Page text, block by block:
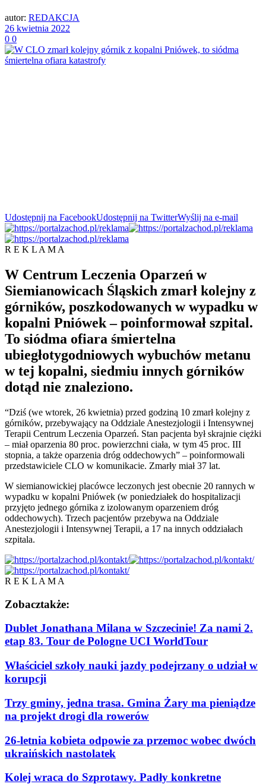
autor: REDAKCJA
26 kwietnia 2022
0 0
Udostępnij na FacebookUdostępnij na TwitterWyślij na e-mail
R E K L A M A
W Centrum Leczenia Oparzeń w
Siemianowicach Śląskich zmarł kolejny z
górników, poszkodowanych w wypadku w
kopalni Pniówek – poinformował szpital.
To siódma ofiara śmiertelna
ubiegłotygodniowych wybuchów metanu
w tej kopalni, siedmiu innych górników
dotąd nie znaleziono.
“Dziś (we wtorek, 26 kwietnia) przed godziną 10 zmarł kolejny z
górników, przebywający na Oddziale Anestezjologii i Intensywnej
Terapii Centrum Leczenia Oparzeń. Stan pacjenta był skrajnie ciężki
– miał oparzenia 80 proc. powierzchni ciała, w tym 45 proc. III
stopnia, a także oparzenia dróg oddechowych” – poinformowali
przedstawiciele CLO w komunikacie. Zmarły miał 37 lat.
W siemianowickiej placówce leczonych jest obecnie 20 rannych w
wypadku w kopalni Pniówek (w poniedziałek do hospitalizacji
przyjęto jednego górnika z izolowanym oparzeniem dróg
oddechowych). Trzech pacjentów przebywa na Oddziale
Anestezjologii i Intensywnej Terapii, a 17 na innych oddziałach
szpitala.
R E K L A M A
Zobacztakże:
Dublet Jonathana Milana w Szczecinie! Za nami 2.
etap 83. Tour de Pologne UCI WorldTour
Właściciel szkoły nauki jazdy podejrzany o udział w
korupcji
Trzy gminy, jedna trasa. Gmina Żary ma pieniądze
na projekt drogi dla rowerów
26-letnia kobieta odpowie za przemoc wobec dwóch
ukraińskich nastolatek
Kolej wraca do Szprotawy. Padły konkretne